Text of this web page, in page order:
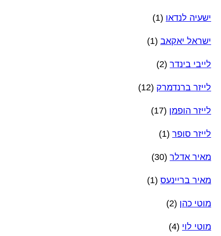
ישעיה לנדאו (1)
ישראל יאקאב (1)
לייבי בינדר (2)
לייזר ברנדמרק (12)
לייזר הופמן (17)
לייזר סופר (1)
מאיר אדלר (30)
מאיר בריינעס (1)
מוטי כהן (2)
מוטי לוי (4)